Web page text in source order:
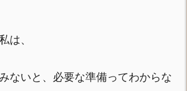
は、
ないと、必要な準備ってわからな